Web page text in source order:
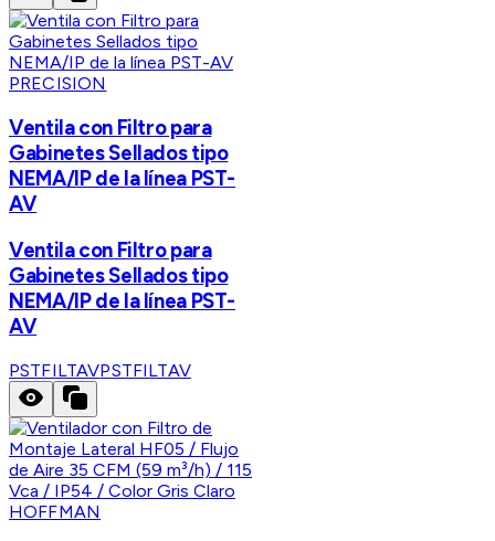
PRECISION
Ventila con Filtro para
Gabinetes Sellados tipo
NEMA/IP de la línea PST-
AV
Ventila con Filtro para
Gabinetes Sellados tipo
NEMA/IP de la línea PST-
AV
PSTFILTAVPSTFILTAV
HOFFMAN